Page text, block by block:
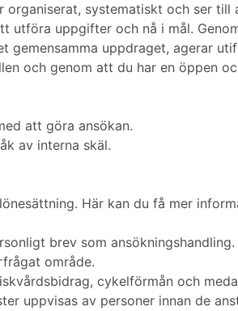
systematiskt och ser
utföra uppgifter och nå i mål.
uppdraget, agerar
och genom att du har en öppen
att göra ansökan.
av interna skäl.
Här kan du få mer
brev som
område.
cykelförmån och
uppvisas av personer innan de